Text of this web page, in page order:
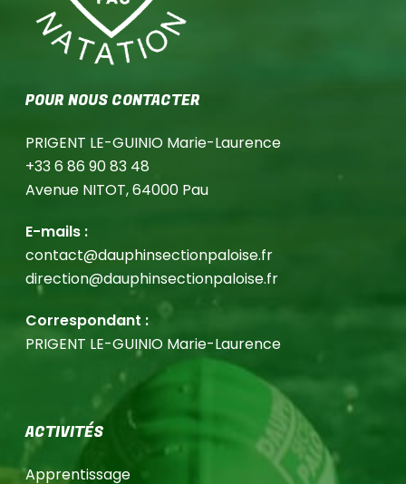
POUR NOUS CONTACTER
PRIGENT LE-GUINIO Marie-Laurence
+33 6 86 90 83 48
Avenue NITOT, 64000 Pau
E-mails :
contact@dauphinsectionpaloise.fr
direction@dauphinsectionpaloise.fr
Correspondant :
PRIGENT LE-GUINIO Marie-Laurence
ACTIVITÉS
Apprentissage